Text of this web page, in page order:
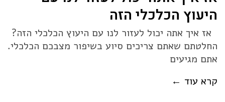
היעוץ הכלכלי הזה
אז איך אתה יכול לעזור לנו עם היעוץ הכלכלי הזה?
החלטתם שאתם צריכים סיוע בשיפור מצבכם הכלכלי.
אתם מגיעים
קרא עוד ←